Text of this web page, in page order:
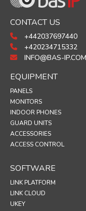
CONTACT US
+442037697440
+420234715332
INFO@BAS-IP.COM
EQUIPMENT
PANELS
MONITORS
INDOOR PHONES
GUARD UNITS
ACCESSORIES
ACCESS CONTROL
SOFTWARE
LINK PLATFORM
LINK CLOUD
UKEY